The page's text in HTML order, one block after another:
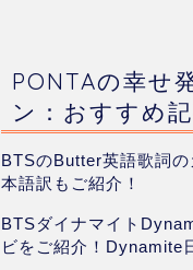
PONTAの幸せ
ン：おすすめ
BTSのButter英語歌詞
本語訳もご紹介！
BTSダイナマイト
ビをご紹介！Dynamite